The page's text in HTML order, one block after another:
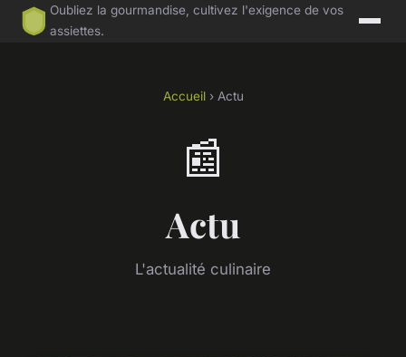
Oubliez la gourmandise, cultivez l'exigence de vos
assiettes.
Accueil› Actu
📰
Actu
L'actualité culinaire